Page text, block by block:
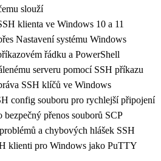
slouží
klienta ve Windows 10 a 11
Nastavení systému Windows
řádku a PowerShell
serveru pomocí SSH příkazu
SSH klíčů ve Windows
config souboru pro rychlejší připojení
bezpečný přenos souborů SCP
a chybových hlášek SSH
klienti pro Windows jako PuTTY